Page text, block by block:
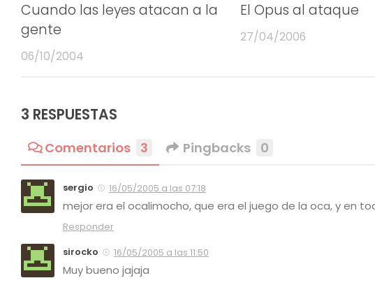
Cuando las leyes atacan a la
gente
06/10/2004
El Opus al ataque
27/04/2006
3 RESPUESTAS
Comentarios 3 Pingbacks 0
sergio 16/05/2005 a las 07:18
mejor era el ocalimocho, que era el juego de la oca, y en
Responder
sirocko
16/05/2005 a las 11:50
Muy bueno jajaja